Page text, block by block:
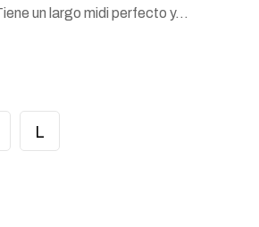
un largo midi perfecto y…
L